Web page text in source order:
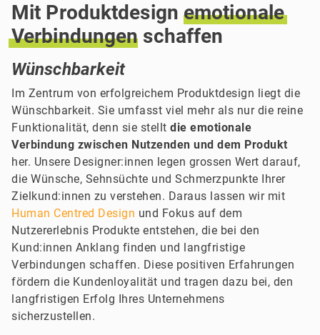
Mit Produktdesign emotionale
Verbindungen schaffen
Wünschbarkeit
Im Zentrum von erfolgreichem Produktdesign liegt die
Wünschbarkeit. Sie umfasst viel mehr als nur die reine
Funktionalität, denn sie stellt die emotionale
Verbindung zwischen Nutzenden und dem Produkt
her. Unsere Designer:innen legen grossen Wert darauf,
die Wünsche, Sehnsüchte und Schmerzpunkte Ihrer
Zielkund:innen zu verstehen. Daraus lassen wir mit
Human Centred Design und Fokus auf dem
Nutzererlebnis Produkte entstehen, die bei den
Kund:innen Anklang finden und langfristige
Verbindungen schaffen. Diese positiven Erfahrungen
fördern die Kundenloyalität und tragen dazu bei, den
langfristigen Erfolg Ihres Unternehmens
sicherzustellen.